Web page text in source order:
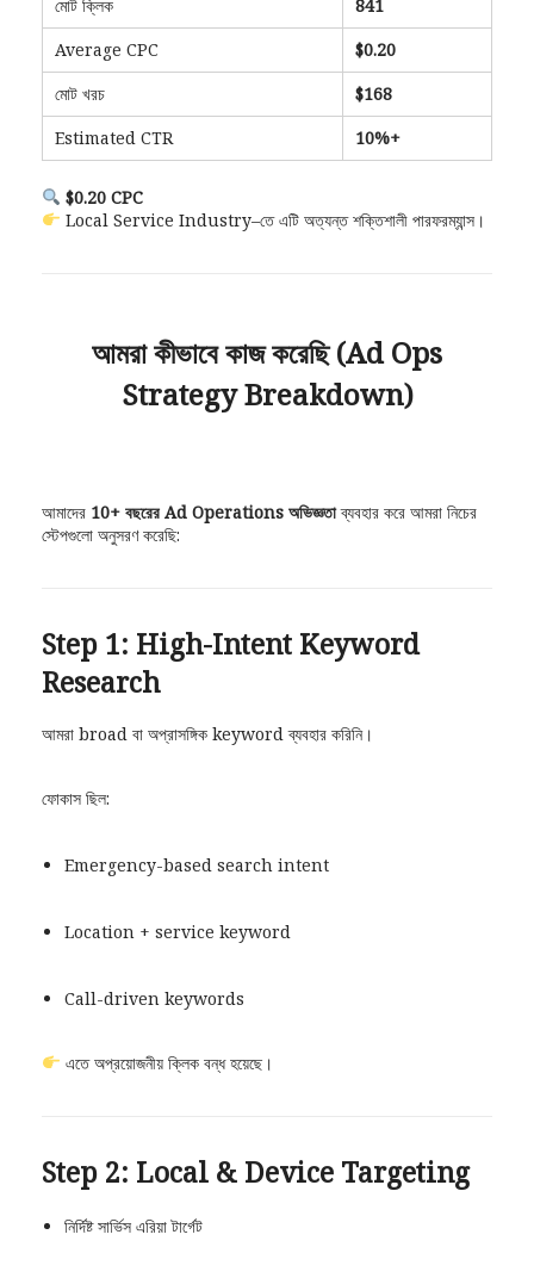
মোট ক্লিক
841
Average CPC
$0.20
মোট খরচ
$168
Estimated CTR
10%+
$0.20 CPC
Local Service Industry–তে এটি অত্যন্ত শক্তিশালী পারফরম্যান্স।
আমরা কীভাবে কাজ করেছি (Ad Ops
Strategy Breakdown)
আমাদের 10+ বছরের Ad Operations অভিজ্ঞতাব্যবহার করে আমরা নিচের
স্টেপগুলো অনুসরণ করেছি:
Step 1: High-Intent Keyword
Research
আমরা broad বা অপ্রাসঙ্গিক keyword ব্যবহার করিনি।
ফোকাস ছিল:
Emergency-based search intent
Location + service keyword
Call-driven keywords
এতে অপ্রয়োজনীয় ক্লিক বন্ধ হয়েছে।
Step 2: Local & Device Targeting
নির্দিষ্ট সার্ভিস এরিয়া টার্গেট